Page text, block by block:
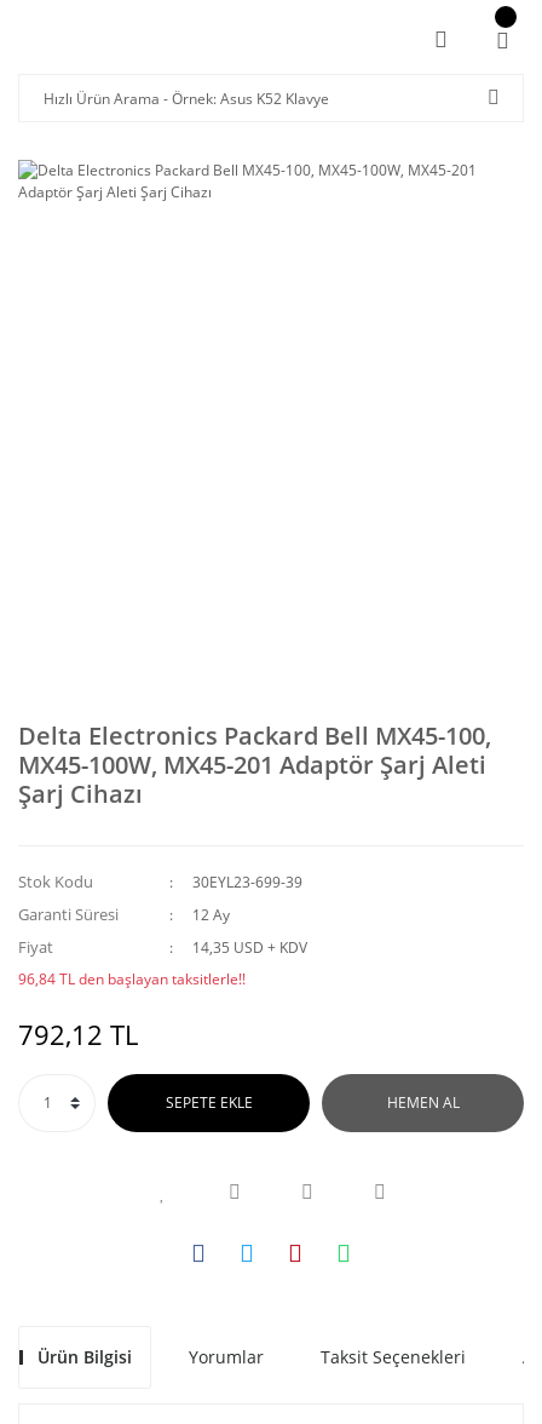
Delta Electronics Packard Bell MX45-100,
MX45-100W, MX45-201 Adaptör Şarj Aleti
Şarj Cihazı
Stok Kodu 30EYL23-699-39
Garanti Süresi 12 Ay
Fiyat
14,35 USD + KDV
96,84 TL den başlayan taksitlerle!!
792,12 TL
SEPETE EKLE HEMEN AL
Ürün Bilgisi Yorumlar Taksit Seçenekleri